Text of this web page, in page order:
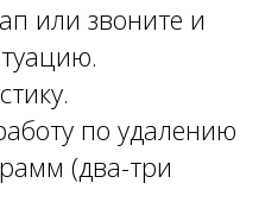
или звоните и
по удалению
(два-три